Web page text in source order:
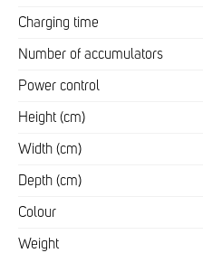
Charging time
Number of accumulators
Power control
Height (cm)
Width (cm)
Depth (cm)
Colour
Weight